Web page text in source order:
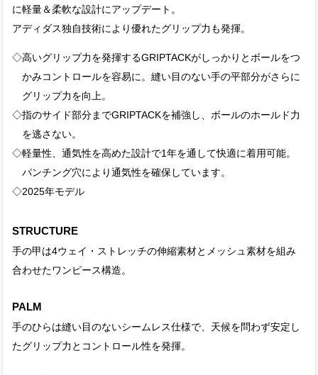
に軽量＆柔軟な設計にアップデート。
アディダス独自技術により優れたグリップ力も発揮。
◇高いグリップ力を発揮するGRIPTACKがしっかりとボールをつ
かみコントロールを容易に。縫い目のない手の平部分がさらに
グリップ力を向上。
◇指のサイド部分までGRIPTACKを補強し、ボールのホールド力
を逃さない。
◇軽量性、通気性を高めた設計で1年を通して快適に着用可能。
パンチング穴により通気性を確保しています。
◇2025年モデル
STRUCTURE
手の甲は4ウェイ・ストレッチの伸縮素材とメッシュ素材を組み
合わせたワンピース構造。
PALM
手のひらは縫い目のないシームレス仕様で、天候を問わず安定し
たグリップ力とコントロール性を発揮。